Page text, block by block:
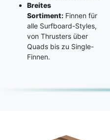
Breites
Sortiment: Finnen für
alle Surfboard-Styles,
von Thrusters über
Quads bis zu Single-
Finnen.